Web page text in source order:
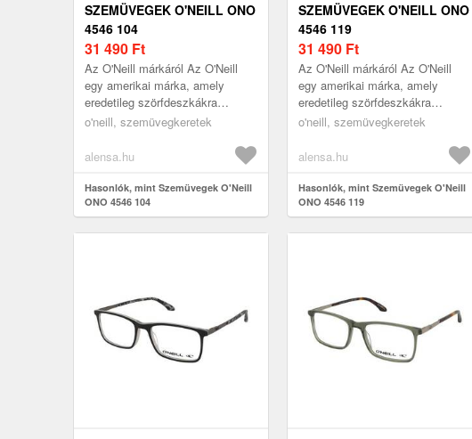
SZEMÜVEGEK O'NEILL ONO
4546 104
31 490 Ft
Az O'Neill márkáról Az O'Neill
egy amerikai márka, amely
eredetileg szörfdeszkákra
specializálódott, és
tengerparti hangu...
o'neill, szemüvegkeretek
alensa.hu
Hasonlók, mint Szemüvegek O'Neill
ONO 4546 104
SZEMÜVEGEK O'NEILL ONO
4546 119
31 490 Ft
Az O'Neill márkáról Az O'Neill
egy amerikai márka, amely
eredetileg szörfdeszkákra
specializálódott, és
tengerparti hangu...
o'neill, szemüvegkeretek
alensa.hu
Hasonlók, mint Szemüvegek O'Neill
ONO 4546 119